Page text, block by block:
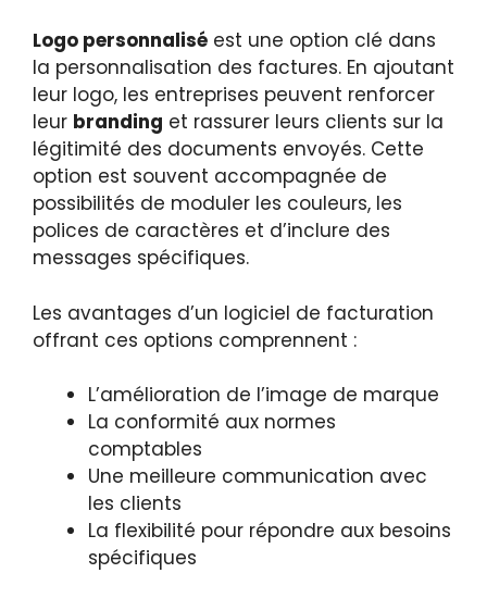
Logo personnalisé est une option clé dans
la personnalisation des factures. En ajoutant
leur logo, les entreprises peuvent renforcer
leur branding et rassurer leurs clients sur la
légitimité des documents envoyés. Cette
option est souvent accompagnée de
possibilités de moduler les couleurs, les
polices de caractères et d’inclure des
messages spécifiques.
Les avantages d’un logiciel de facturation
offrant ces options comprennent :
L’amélioration de l’image de marque
La conformité aux normes
comptables
Une meilleure communication avec
les clients
La flexibilité pour répondre aux besoins
spécifiques